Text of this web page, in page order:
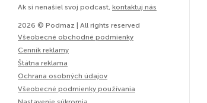
Ak si nenašiel svoj podcast, kontaktuj nás
2026 © Podmaz | All rights reserved
Všeobecné obchodné podmienky
Cenník reklamy
Štátna reklama
Ochrana osobných údajov
Všeobecné podmienky používania